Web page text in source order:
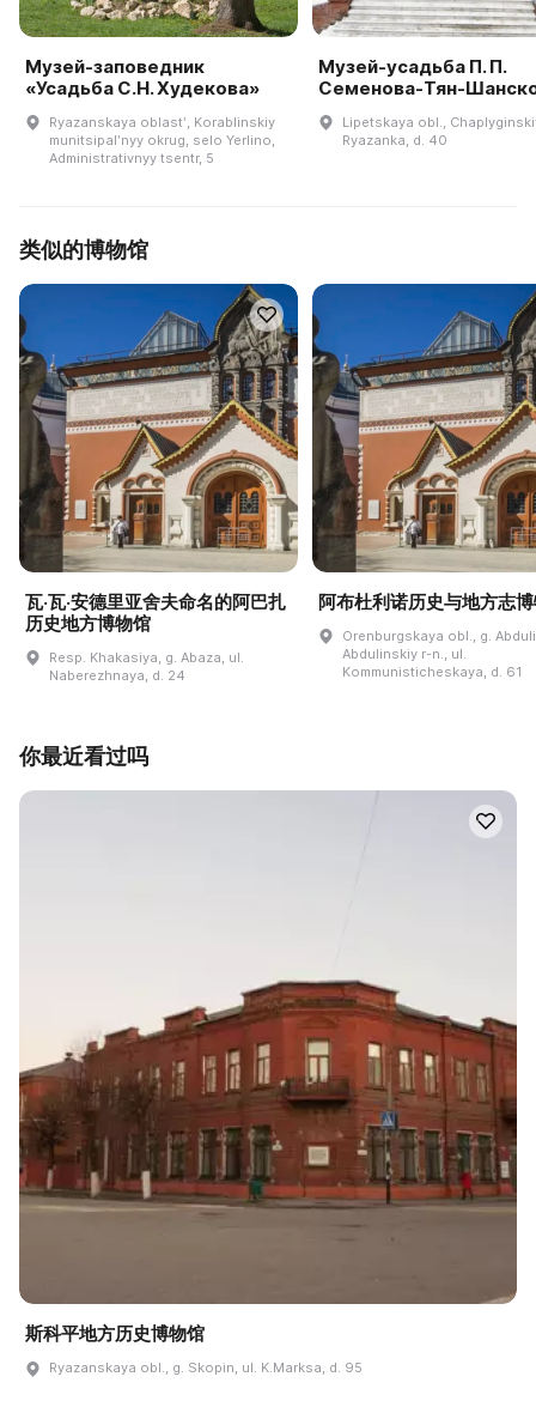
Музей-заповедник
«Усадьба С.Н. Худекова»
Ryazanskaya oblastʹ, Korablinskiy
munitsipalʹnyy okrug, selo Yerlino,
Administrativnyy tsentr, 5
Музей-усадьба П. П.
Семенова-Тян-
Lipetskaya obl.,
Ryazanka, d. 40
类似的博物馆
瓦·瓦·安德里亚舍夫命名的阿巴扎
历史地方博物馆
Resp. Khakasiya, g. Abaza, ul.
Naberezhnaya, d. 24
阿布杜利诺历史与地方志
Orenburgskaya obl., g.
Abdulinskiy r-n., ul.
Kommunisticheskaya, d. 61
你最近看过吗
斯科平地方历史博物馆
Ryazanskaya obl., g. Skopin, ul. K.Marksa, d. 95